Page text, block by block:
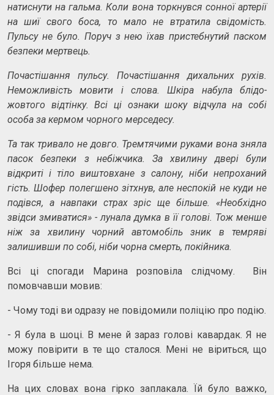
натиснути на гальма. Коли вона торкнувся сонної артерії
на шиї свого боса, то мало не втратила свідомість.
Пульсу не було. Поруч з нею їхав пристебнутий паском
безпеки мертвець.
Почастішання пульсу. Почастішання дихальних рухів.
Неможливість мовити і слова. Шкіра набула блідо-
жовтого відтінку. Всі ці ознаки шоку відчула на собі
особа за кермом чорного мерседесу.
Та так тривало не довго. Тремтячими руками вона зняла
пасок безпеки з небіжчика. За хвилину двері були
відкриті і тіло виштовхане з салону, ніби непроханий
гість. Шофер полегшено зітхнув, але неспокій не куди не
подівся, а навпаки страх зріс ще більше. «Необхідно
звідси змиватися» - лунала думка в її голові. Тож менше
ніж за хвилину чорний автомобіль зник в темряві
залишивши по собі, ніби чорна смерть, покійника.
Всі ці спогади Марина розповіла слідчому. Він
помовчавши мовив:
- Чому тоді ви одразу не повідомили поліцію про подію.
- Я була в шоці. В мене й зараз голові кавардак. Я не
можу повірити в те що сталося. Мені не віриться, що
Ігоря більше нема.
На цих словах вона гірко заплакала. Їй було важко,